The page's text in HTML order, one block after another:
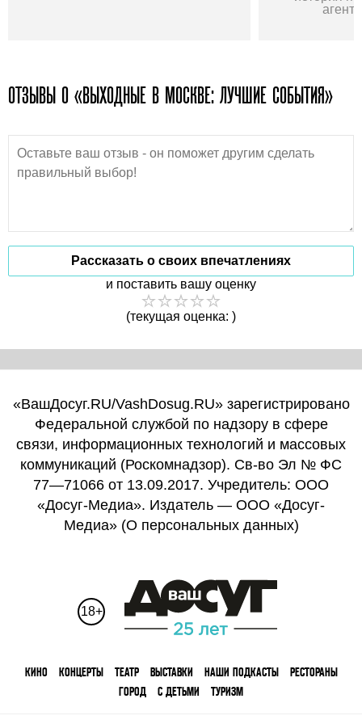
ОТЗЫВЫ О «ВЫХОДНЫЕ В МОСКВЕ: ЛУЧШИЕ СОБЫТИЯ»
Рассказать о своих впечатлениях
и поставить вашу оценку
(текущая оценка: )
«ВашДосуг.RU/VashDosug.RU» зарегистрировано
Федеральной службой по надзору в сфере
связи, информационных технологий и массовых
коммуникаций (Роскомнадзор). Св-во Эл № ФС
77—71066 от 13.09.2017. Учредитель: ООО
«Досуг-Медиа». Издатель — ООО «Досуг-
Медиа» (О персональных данных)
18+
КИНО КОНЦЕРТЫ ТЕАТР ВЫСТАВКИ НАШИ ПОДКАСТЫ
РЕСТОРАНЫ
ГОРОД
С ДЕТЬМИ ТУРИЗМ